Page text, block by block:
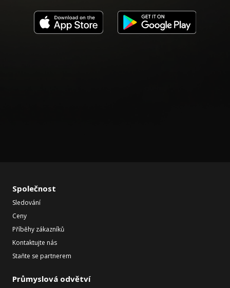
Společnost
Sledování
Ceny
Příběhy zákazníků
Kontaktujte nás
Staňte se partnerem
Průmyslová odvětví